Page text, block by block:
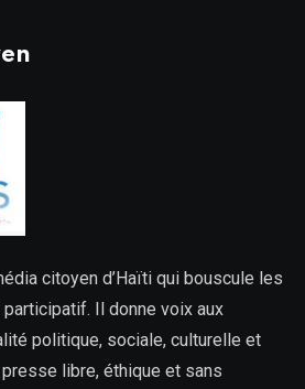
citoyen d’Haïti qui bouscule les
Il donne voix aux
politique, sociale, culturelle et
libre, éthique et sans